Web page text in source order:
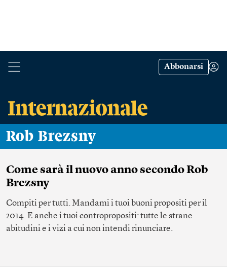
Abbonarsi
Rob Brezsny
Come sarà il nuovo anno secondo Rob
Brezsny
Compiti per tutti. Mandami i tuoi buoni propositi per il
2014. E anche i tuoi contropropositi: tutte le strane
abitudini e i vizi a cui non intendi rinunciare.